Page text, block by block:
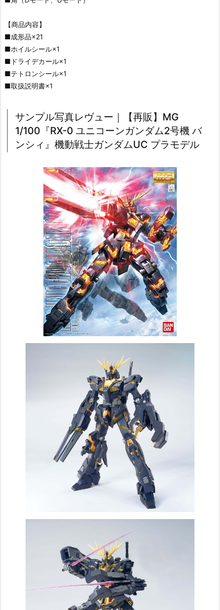
【商品内容】
■成形品×21
■ホイルシール×1
■ドライデカール×1
■テトロンシール×1
■取扱説明書×1
サンプル写真レヴュー｜【再販】MG
1/100『RX-0 ユニコーンガンダム2号機 バ
ンシィ』機動戦士ガンダムUC プラモデル